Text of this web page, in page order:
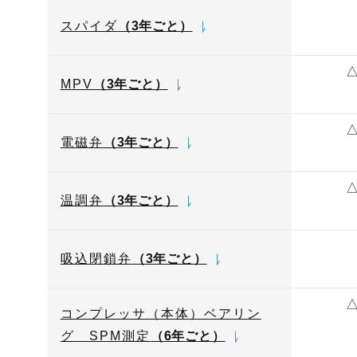
スパイダ （3年ごと）
MPV （3年ごと）
△
電磁弁 （3年ごと）
△
温調弁 （3年ごと）
△
吸込閉鎖弁 （3年ごと）
コンプレッサ（本体）ベアリン
グ SPM測定
（6年ごと）
△